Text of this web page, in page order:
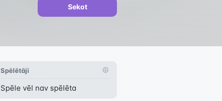
Sekot
Spēlētāji
Spēle vēl nav spēlēta